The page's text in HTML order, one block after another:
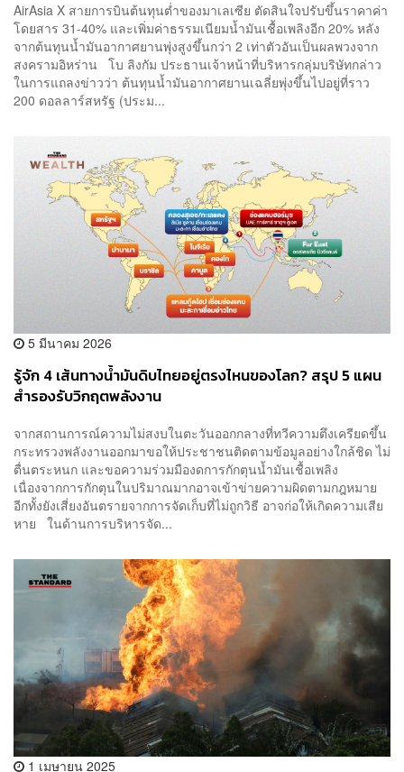
AirAsia X สายการบินต้นทุนต่ำของมาเลเซีย ตัดสินใจปรับขึ้นราคาค่า
โดยสาร 31-40% และเพิ่มค่าธรรมเนียมน้ำมันเชื้อเพลิงอีก 20% หลัง
จากต้นทุนน้ำมันอากาศยานพุ่งสูงขึ้นกว่า 2 เท่าตัวอันเป็นผลพวงจาก
สงครามอิหร่าน โบ ลิงกัม ประธานเจ้าหน้าที่บริหารกลุ่มบริษัทกล่าว
ในการแถลงข่าวว่า ต้นทุนน้ำมันอากาศยานเฉลี่ยพุ่งขึ้นไปอยู่ที่ราว
200 ดอลลาร์สหรัฐ (ประม...
5 มีนาคม 2026
รู้จัก 4 เส้นทางน้ำมันดิบไทยอยู่ตรงไหนของโลก? สรุป 5 แผน
สำรองรับวิกฤตพลังงาน
จากสถานการณ์ความไม่สงบในตะวันออกกลางที่ทวีความตึงเครียดขึ้น
กระทรวงพลังงานออกมาขอให้ประชาชนติดตามข้อมูลอย่างใกล้ชิด ไม่
ตื่นตระหนก และขอความร่วมมืองดการกักตุนน้ำมันเชื้อเพลิง
เนื่องจากการกักตุนในปริมาณมากอาจเข้าข่ายความผิดตามกฎหมาย
อีกทั้งยังเสี่ยงอันตรายจากการจัดเก็บที่ไม่ถูกวิธี อาจก่อให้เกิดความเสีย
หาย ในด้านการบริหารจัด...
1 เมษายน 2025